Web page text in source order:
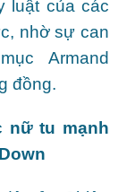
luật của các
nhờ sự can
Armand
đồng.
nữ tu mạnh